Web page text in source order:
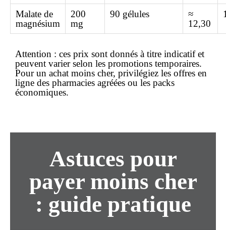
Malate de
magnésium
200
mg
90 gélules
≈
12,30
Attention : ces prix sont donnés à titre indicatif et
peuvent varier selon les promotions temporaires.
Pour un achat moins cher, privilégiez les offres en
ligne des pharmacies agréées ou les packs
économiques.
Astuces pour
payer moins cher
: guide pratique